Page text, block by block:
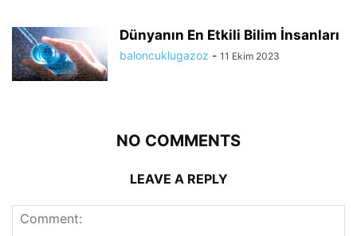
Dünyanın En Etkili Bilim İnsanları
baloncuklugazoz - 11 Ekim 2023
NO COMMENTS
LEAVE A REPLY